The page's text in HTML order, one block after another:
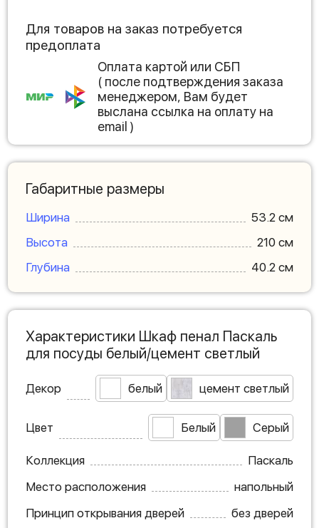
Для товаров на заказ потребуется
предоплата
Оплата картой или СБП
( после подтверждения заказа
менеджером, Вам будет
выслана ссылка на оплату на
email )
Габаритные размеры
Ширина
53.2 см
Высота
210 см
Глубина
40.2 см
Характеристики Шкаф пенал Паскаль
для посуды белый/цемент светлый
Декор белый цемент светлый
Цвет Белый Серый
Коллекция
Паскаль
Место расположения
напольный
Принцип открывания дверей
без дверей